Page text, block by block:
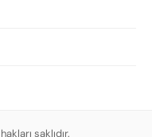
saklıdır.